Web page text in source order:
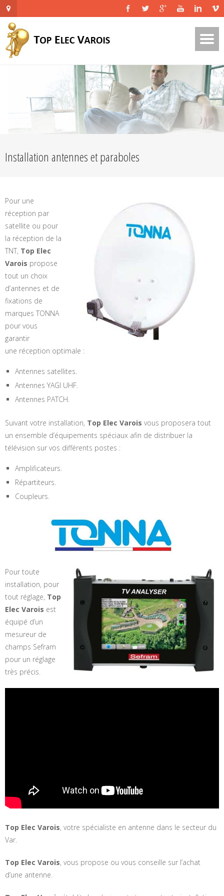
Installation antennes et paraboles
Pour une
réception par
satellite ou pour
la réception de la
TNT, Top Elec
Varois propose
tout un choix
d’antennes et de
fixations de
marques TONNA
pour vous
garantir
une réception optimale :
Antennes satellites.
Antennes YAGI UHF.
Antennes PATCH.
Suivant votre installation, Top Elec Varois vous proposera tout
un ensemble d’équipements spéciaux afin de distribuer la
télévision sur vos différents postes :
Amplificateurs.
Répartiteurs.
Coupleurs.
Pour toute
installation, pour
tout réglage, Top
Elec Varois est
équipé d’un
mesureur de
champs Sefram
pour un réglage
très précis.
Top Elec Varois, votre spécialiste en antenne dans le secteur du
Var.
Top Elec Varois, vous propose ou vous conseille sur l’achat
d’une antenne.